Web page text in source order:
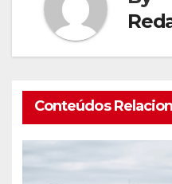
Conteúdos